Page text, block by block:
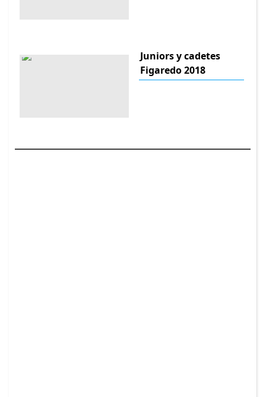
Juniors y cadetes
Figaredo 2018